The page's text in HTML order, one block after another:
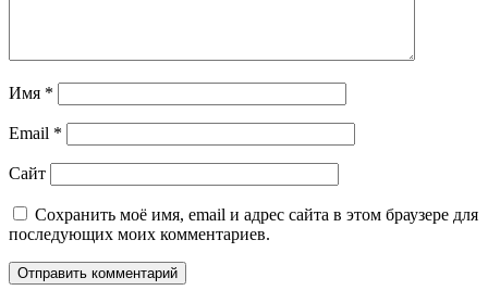
Имя *
Email *
Сайт
Сохранить моё имя, email и адрес сайта в этом браузере для
последующих моих комментариев.